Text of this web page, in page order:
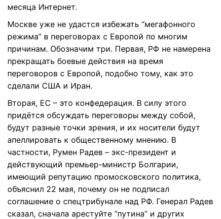
месяца Интернет.
Москве уже не удастся избежать “мегафонного
режима” в переговорах с Европой по многим
причинам. Обозначим три. Первая, РФ не намерена
прекращать боевые действия на время
переговоров с Европой, подобно тому, как это
сделали США и Иран.
Вторая, ЕС – это конфедерация. В силу этого
придётся обсуждать переговоры между собой,
будут разные точки зрения, и их носители будут
апеллировать к общественному мнению. В
частности, Румен Радев – экс-президент и
действующий премьер-министр Болгарии,
имеющий репутацию промосковского политика,
объяснил 22 мая, почему он не подписал
соглашение о спецтрибунале над РФ. Генерал Радев
сказал, сначала арестуйте “путина” и других